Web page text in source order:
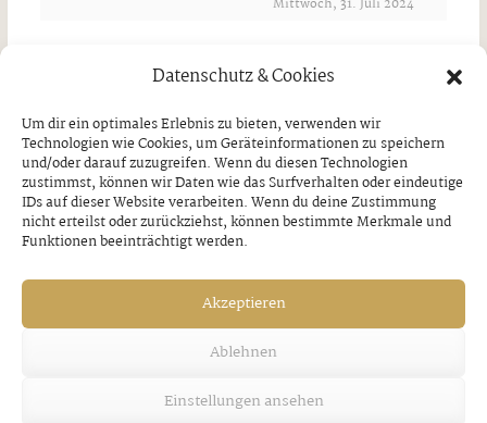
Datenschutz & Cookies
Um dir ein optimales Erlebnis zu bieten, verwenden wir
Technologien wie Cookies, um Geräteinformationen zu speichern
und/oder darauf zuzugreifen. Wenn du diesen Technologien
zustimmst, können wir Daten wie das Surfverhalten oder eindeutige
IDs auf dieser Website verarbeiten. Wenn du deine Zustimmung
nicht erteilst oder zurückziehst, können bestimmte Merkmale und
Funktionen beeinträchtigt werden.
Akzeptieren
Ablehnen
Einstellungen ansehen
Mittwoch, 31. Juli 2024